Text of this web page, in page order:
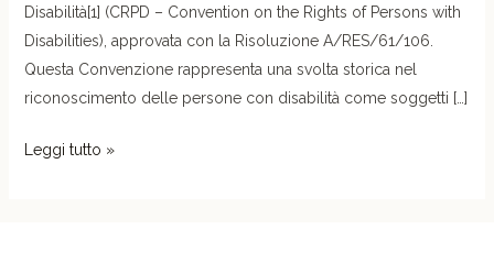
Disabilità[1] (CRPD – Convention on the Rights of Persons with
Disabilities), approvata con la Risoluzione A/RES/61/106.
Questa Convenzione rappresenta una svolta storica nel
riconoscimento delle persone con disabilità come soggetti […]
Leggi tutto »